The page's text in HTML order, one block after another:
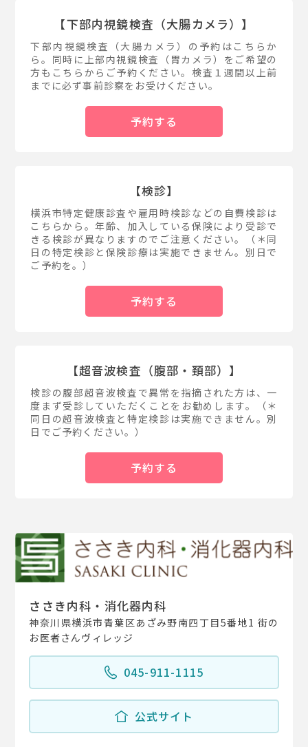
【下部内視鏡検査（大腸カメラ）】
下部内視鏡検査（大腸カメラ）の予約はこちらか
ら。同時に上部内視鏡検査（胃カメラ）をご希望の
方もこちらからご予約ください。検査１週間以上前
までに必ず事前診察をお受けください。
予約する
【検診】
横浜市特定健康診査や雇用時検診などの自費検診は
こちらから。年齢、加入している保険により受診で
きる検診が異なりますのでご注意ください。（＊同
日の特定検診と保険診療は実施できません。別日で
ご予約を。）
予約する
【超音波検査（腹部・頚部）】
検診の腹部超音波検査で異常を指摘された方は、一
度まず受診していただくことをお勧めします。（＊
同日の超音波検査と特定検診は実施できません。別
日でご予約ください。）
予約する
ささき内科・消化器内科
神奈川県横浜市青葉区あざみ野南四丁目5番地1 街の
お医者さんヴィレッジ
045-911-1115
公式サイト